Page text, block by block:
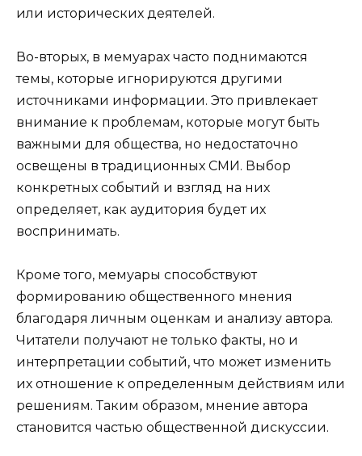
или исторических деятелей.
Во-вторых, в мемуарах часто поднимаются
темы, которые игнорируются другими
источниками информации. Это привлекает
внимание к проблемам, которые могут быть
важными для общества, но недостаточно
освещены в традиционных СМИ. Выбор
конкретных событий и взгляд на них
определяет, как аудитория будет их
воспринимать.
Кроме того, мемуары способствуют
формированию общественного мнения
благодаря личным оценкам и анализу автора.
Читатели получают не только факты, но и
интерпретации событий, что может изменить
их отношение к определенным действиям или
решениям. Таким образом, мнение автора
становится частью общественной дискуссии.